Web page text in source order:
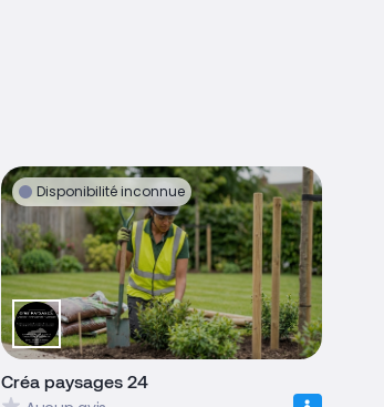
Disponibilité inconnue
Créa paysages 24